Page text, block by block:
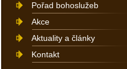
Pořad bohoslužeb
Akce
Aktuality a články
Kontakt